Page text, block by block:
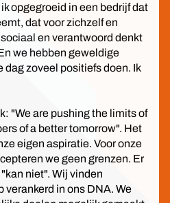
opgegroeid in een bedrijf dat
dat voor zichzelf en
en verantwoord denkt
we hebben geweldige
dag zoveel positiefs doen. Ik
"We are pushing the limits of
of a better tomorrow". Het
eigen aspiratie. Voor onze
we geen grenzen. Er
niet". Wij vinden
verankerd in ons DNA. We